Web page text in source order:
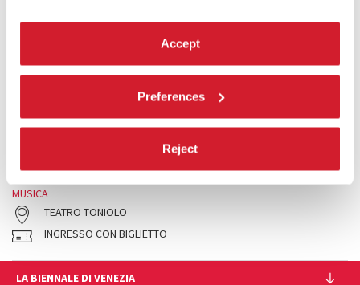
Accept
Preferences
Reject
21:00
Un mago del basso elettrico, qui in versione trio con Dennis
LEGGI TUTTO
MUSICA
TEATRO TONIOLO
INGRESSO CON BIGLIETTO
LA BIENNALE DI VENEZIA